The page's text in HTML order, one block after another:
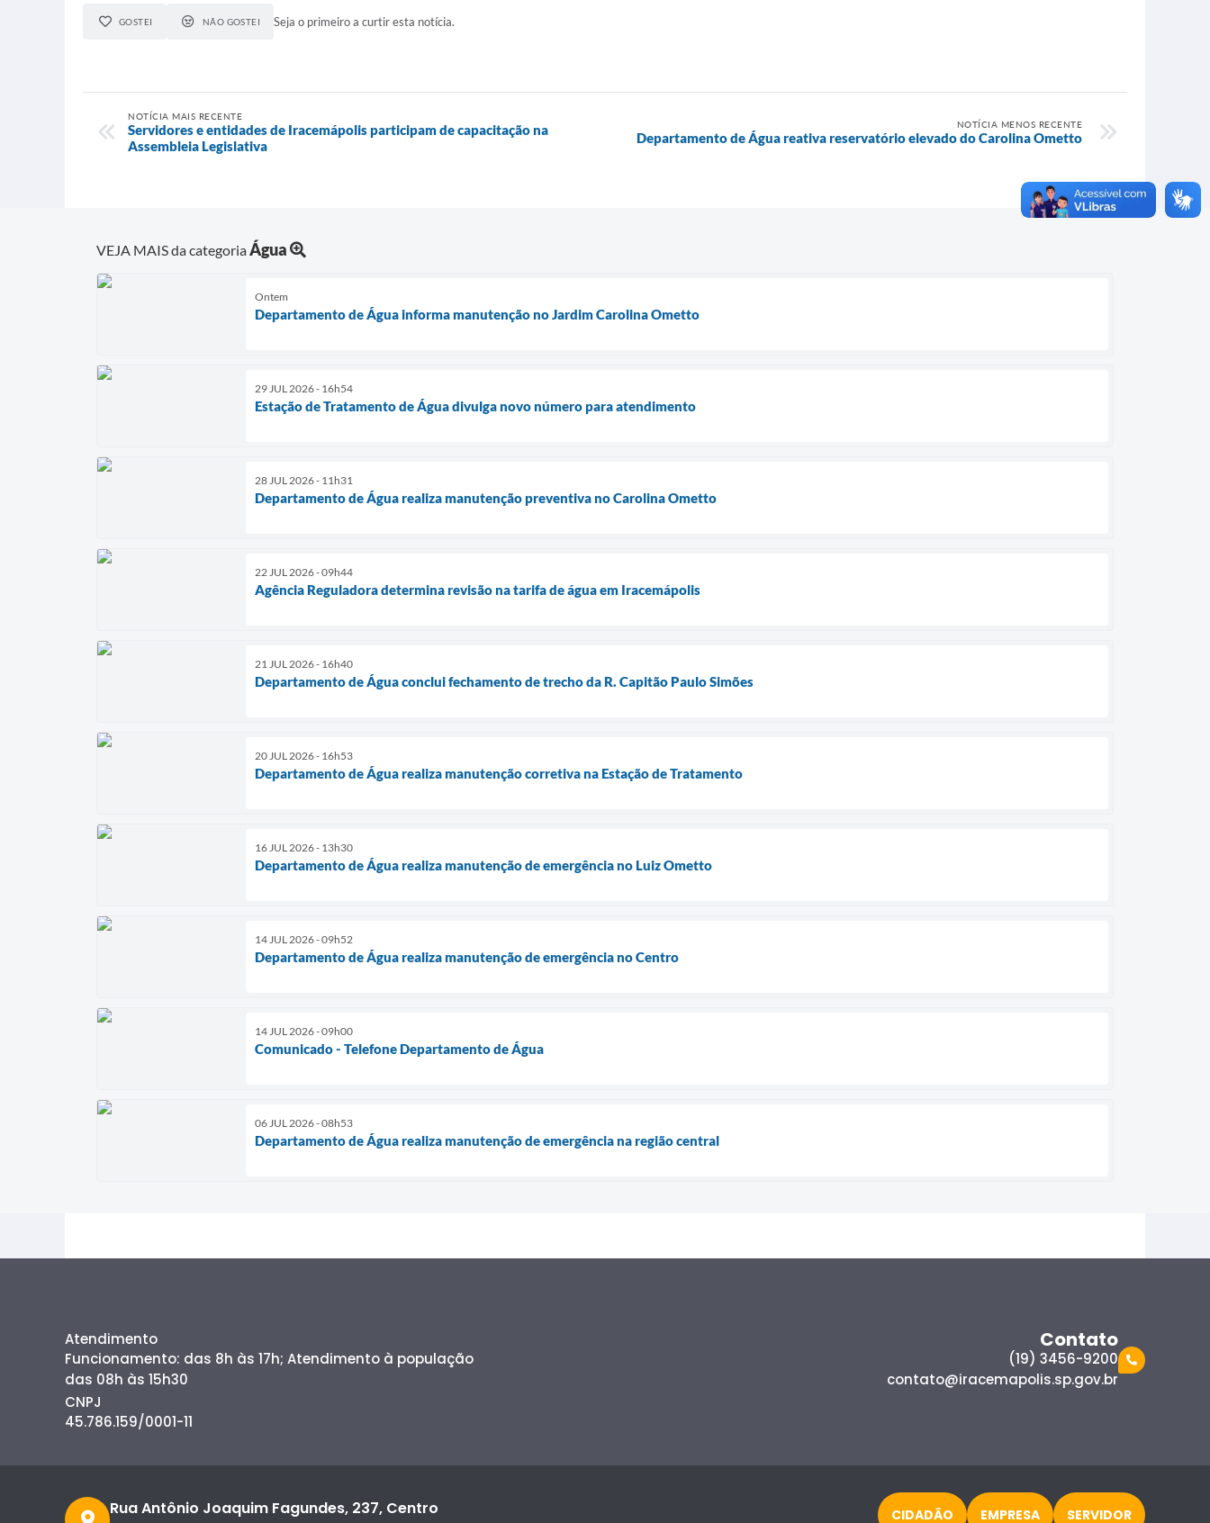
GOSTEI NÃO GOSTEI Seja o primeiro a curtir esta notícia.
NOTÍCIA MAIS RECENTE
Servidores e entidades de Iracemápolis participam de capacitação na
Assembleia Legislativa
NOTÍCIA MENOS RECENTE
Departamento de Água reativa reservatório elevado do Carolina Ometto
VEJA MAIS da categoriaÁgua
Ontem
Departamento de Água informa manutenção no Jardim Carolina Ometto
29 JUL 2026 - 16h54
Estação de Tratamento de Água divulga novo número para atendimento
28 JUL 2026 - 11h31
Departamento de Água realiza manutenção preventiva no Carolina Ometto
22 JUL 2026 - 09h44
Agência Reguladora determina revisão na tarifa de água em Iracemápolis
21 JUL 2026 - 16h40
Departamento de Água conclui fechamento de trecho da R. Capitão Paulo Simões
20 JUL 2026 - 16h53
Departamento de Água realiza manutenção corretiva na Estação de Tratamento
16 JUL 2026 - 13h30
Departamento de Água realiza manutenção de emergência no Luiz Ometto
14 JUL 2026 - 09h52
Departamento de Água realiza manutenção de emergência no Centro
14 JUL 2026 - 09h00
Comunicado - Telefone Departamento de Água
06 JUL 2026 - 08h53
Departamento de Água realiza manutenção de emergência na região central
Rua Antônio Joaquim Fagundes, 237, Centro
Contato
(19) 3456-9200
contato@iracemapolis.sp.gov.br
Atendimento
Funcionamento: das 8h às 17h; Atendimento à população
das 08h às 15h30
CNPJ
45.786.159/0001-11
CIDADÃO EMPRESA SERVIDOR